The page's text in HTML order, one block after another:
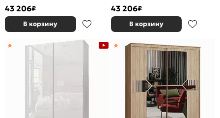
43 206₽
В корзину
43 206₽
В корзину